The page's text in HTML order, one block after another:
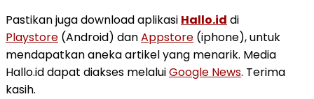
Pastikan juga download aplikasi Hallo.id di
Playstore (Android) danAppstore (iphone), untuk
mendapatkan aneka artikel yang menarik. Media
Hallo.id dapat diakses melaluiGoogle News. Terima
kasih.